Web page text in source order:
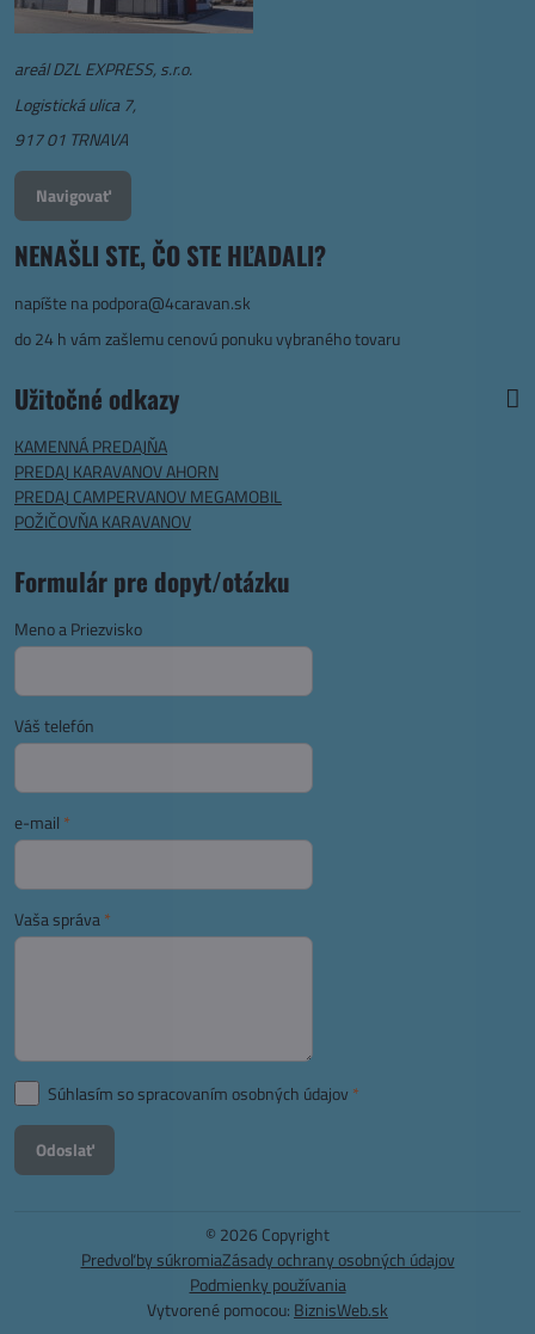
areál DZL EXPRESS, s.r.o.
Logistická ulica 7,
917 01 TRNAVA
Navigovať
NENAŠLI STE, ČO STE HĽADALI?
napíšte napodpora@4caravan.sk
do 24 h vám zašlemu cenovú ponuku vybraného tovaru
Užitočné odkazy
KAMENNÁ PREDAJŇA
PREDAJ KARAVANOV AHORN
PREDAJ CAMPERVANOV MEGAMOBIL
POŽIČOVŇA KARAVANOV
Formulár pre dopyt/otázku
Meno a Priezvisko
Váš telefón
e-mail *
Vaša správa*
Súhlasím so spracovaním osobných údajov *
Odoslať
© 2026 Copyright
Predvoľby súkromiaZásady ochrany osobných údajov
Podmienky používania
Vytvorené pomocou: BiznisWeb.sk